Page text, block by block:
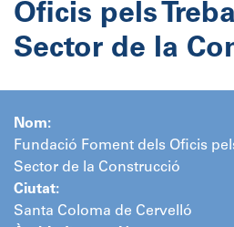
Oficis pels
Sector de la
Nom:
Fundació Foment dels Oficis
Sector de la Construcció
Ciutat:
Santa Coloma de Cervelló